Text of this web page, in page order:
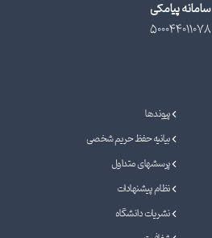
سامانه پیامکی
500044011078
پیوندها
بیانیه حفظ حریم شخصی
پرسشهای متداول
نظام پیشنهادات
نشریات دانشگاه